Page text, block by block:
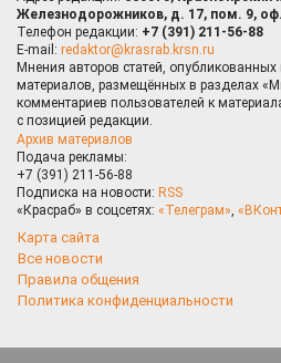
Железнодорожников, д. 17, пом. 9,
Телефон редакции: +7 (391) 211-56-88
E-mail: redaktor@krasrab.krsn.ru
Мнения авторов статей, опубликованных
материалов, размещённых в разделах
комментариев пользователей к
с позицией редакции.
Архив материалов
Подача рекламы:
+7 (391) 211-56-88
Подписка на новости: RSS
«Красраб» в соцсетях: «Телеграм»,
Карта сайта
Все новости
Правила общения
Политика конфиденциальности